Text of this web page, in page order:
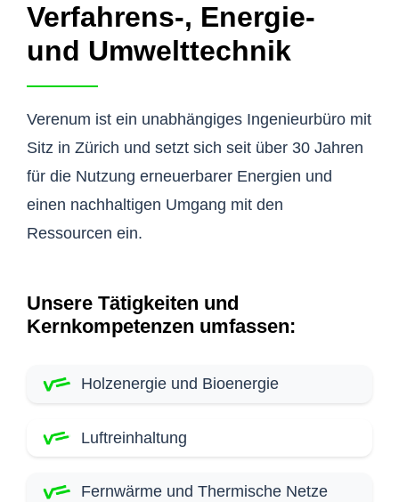
Verfahrens-, Energie-
und Umwelttechnik
Verenum ist ein unabhängiges Ingenieurbüro mit
Sitz in Zürich und setzt sich seit über 30 Jahren
für die Nutzung erneuerbarer Energien und
einen nachhaltigen Umgang mit den
Ressourcen ein.
Unsere Tätigkeiten und
Kernkompetenzen umfassen:
Holzenergie und Bioenergie
Luftreinhaltung
Fernwärme und Thermische Netze